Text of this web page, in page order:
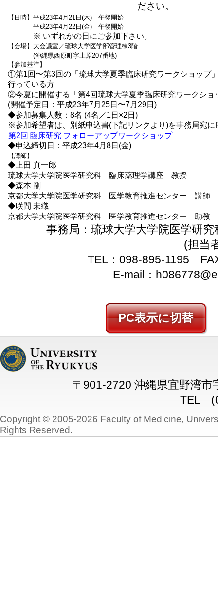
ださい。
【日時】 平成23年4月21日(木) 午後開始
平成23年4月22日(金) 午後開始
※ いずれかの日にご参加下さい。
【会場】 大会議室／琉球大学医学部管理棟3階
(沖縄県西原町字上原207番地)
【参加基準】
①第1回〜第3回の「琉球大学夏季臨床研究ワークショップ
行っている方
②今夏に開催する「第4回琉球大学夏季臨床研究ワークショ
(開催予定日：平成23年7月25日〜7月29日)
◆参加募集人数：8名 (4名／1日×2日)
※参加希望者は、別紙申込書(下記リンクより)を事務局宛に
第2回 臨床研究 フォローアップワークショップ
◆申込締切日：平成23年4月8日(金)
【講師】
◆上田 真一郎
琉球大学大学院医学研究科 臨床薬理学講座 教授
◆森本 剛
京都大学大学院医学研究科 医学教育推進センター 講師
◆咲間 未織
京都大学大学院医学研究科 医学教育推進センター 助教
事務局：琉球大学大学院医学研
(担当
TEL：098-895-1195
E-mail：
PC
〒901-2720 沖縄県宜野湾市
TEL
Copyright © 2005-2026 Faculty of Medicine,
Rights Reserved.